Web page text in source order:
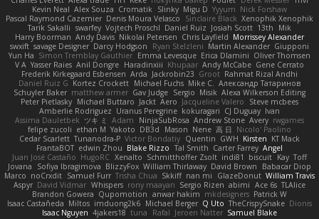
Kevin Neal Alex Souza Cromatik Slinky Migu D Yyyum Nick Forshaw
Pascal Raymond Cazemier Denis Moura Velasco Sinclaire Black Xenophik Xenophik
Tarik Sakalli swarfey Vojtech Proschl Daniel Ruiz Josiah Scott 13th
Mik
Harry Boorman Andy Davis Nikolai Petersen Chris Layfield Morrissey Alexander
swxift savage Designer Darcy Hodgson Ryan Stelzleni Martin Alexander Giupponi
Yun Ha Simon Tremblay Gauthier Emma Levesque Erica Dlamini Oliver Thomsen
V A Yasser Raies Anil Dongre Haradinxiii Khupaar Andy McCabe Gene Cerrato
Frederik Kirkegaard Esbensen Arda Jackrobin23 Groot Rahmat Rizal Andhi
Daniel Ruiz G Kortez Crockett Michael Fuchs Mike C. Александр Татаринов
Schuyler Baker matthew armer Gav Judge Sergio Misik Alexa Wilkerson Editing
Peter Pietlasky Michael Buttaro Jackt Aero Jacqueline Valero
Steve mcbees
Amberlie Rodriguez Uranus Peregrine kokuragari CJ Duguay Ivan
Assima Dauletbek ツキ ミ Adam NinjaSubRosa Andrew Stone Avery rwgames
felipe zucoli ethan M Yakoto DB3d Mason Nene 高 日 Nicolo' Paolino
Cedar Scarlett Tunanodra-P Victor Bondatiy Quentin GWH Kirsten KT Mack
FrantaBOT edwin Zhou Blake Rizzo Tal Smith Carter Farrey Angel
Juan José Castaño HugoRC Xenalto Schmitthoffer Zsolt indi81 biscuit Kay Toff
Jovana
Sofiya Ibragimova BlizzyFox William Thirlaway David Brown
Babacar Diop
Marco noCrxdit Samuel Furr Trisha Chua Skkiff nan mi GlazeDonut William Travis
Aspyr David Vidmar Whispers rony maayan Sergio Rizen abimi Ace 6s TLAlice
Brandon Gowera Qupomotion anwar hakim mkdesigners Patrick W
Isaac Castañeda Miltos imduong2k6 Michael Berger Q Uto TheCrispySnake Dionis
Isaac Nguyen 4jakers18 tuna Rafal Jeroen Natter Samuel Blake